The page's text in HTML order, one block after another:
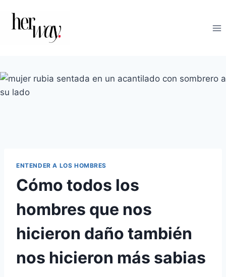
contenido
ENTENDER A LOS HOMBRES
Cómo todos los
hombres que nos
hicieron daño también
nos hicieron más sabias